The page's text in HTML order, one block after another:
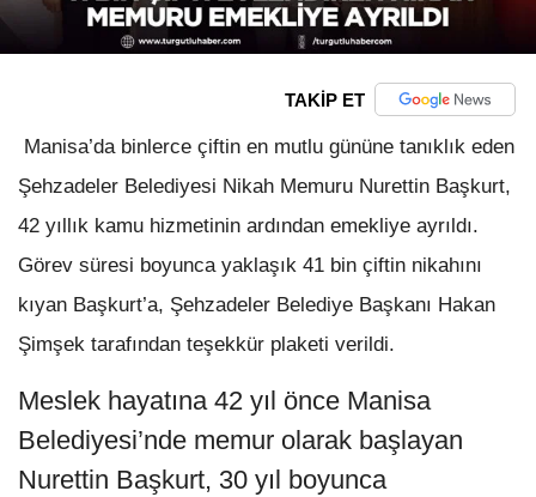
TAKİP ET
Manisa’da binlerce çiftin en mutlu gününe tanıklık eden
Şehzadeler Belediyesi Nikah Memuru Nurettin Başkurt,
42 yıllık kamu hizmetinin ardından emekliye ayrıldı.
Görev süresi boyunca yaklaşık 41 bin çiftin nikahını
kıyan Başkurt’a, Şehzadeler Belediye Başkanı Hakan
Şimşek tarafından teşekkür plaketi verildi.
Meslek hayatına 42 yıl önce Manisa
Belediyesi’nde memur olarak başlayan
Nurettin Başkurt, 30 yıl boyunca